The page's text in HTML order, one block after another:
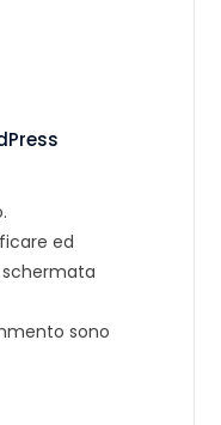
ed
sono